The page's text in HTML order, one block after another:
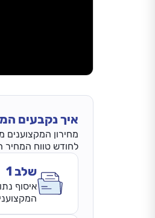
איך נקבעים
מחירון המקצוענים
לחודש טווח המחיר
שלב 1
איסוף